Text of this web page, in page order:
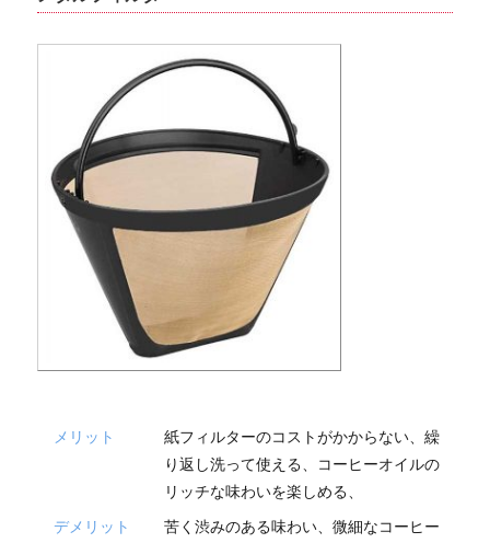
メリット
紙フィルターのコストがかからない、繰
り返し洗って使える、コーヒーオイルの
リッチな味わいを楽しめる、
デメリット
苦く渋みのある味わい、微細なコーヒー